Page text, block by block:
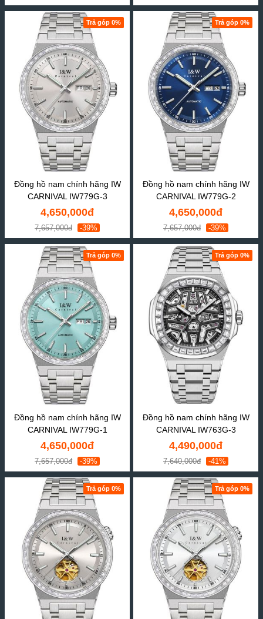
Trả góp 0%
Đồng hồ nam chính hãng IW
CARNIVAL IW779G-3
4,650,000đ
7,657,000đ -39%
Trả góp 0%
Đồng hồ nam chính hãng IW
CARNIVAL IW779G-2
4,650,000đ
7,657,000đ -39%
Trả góp 0%
Đồng hồ nam chính hãng IW
CARNIVAL IW779G-1
4,650,000đ
7,657,000đ -39%
Trả góp 0%
Đồng hồ nam chính hãng IW
CARNIVAL IW763G-3
4,490,000đ
7,640,000đ -41%
Trả góp 0% Trả góp 0%